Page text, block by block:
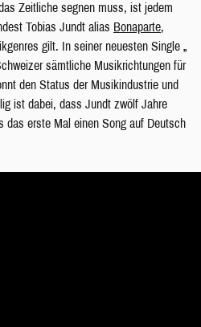
Zeitliche segnen muss, ist jedem
Tobias Jundt alias Bonaparte,
gilt. In seiner neuesten Single „
sämtliche Musikrichtungen für
den Status der Musikindustrie und
ist dabei, dass Jundt zwölf Jahre
das erste Mal einen Song auf Deutsch